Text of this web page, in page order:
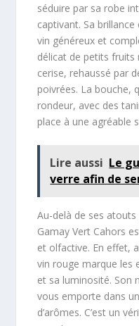
séduire par sa robe
captivant. Sa
vin généreux et
délicat de petits
cerise, rehaussé par
poivrées. La bouche,
rondeur, avec des
place à une agréable
Lire aussi Le
verre afin de
Au-delà de ses
Gamay Vert Cahors
et olfactive. En effet,
vin rouge marque les
et sa luminosité. Son
vous emporte dans
d’arômes. C’est un